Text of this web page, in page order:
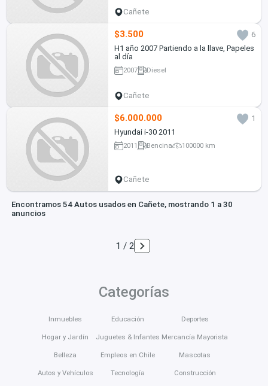
Cañete
$3.500
6
H1 año 2007 Partiendo a la llave, Papeles
al día
2007 Diesel
Cañete
$6.000.000
1
Hyundai i-30 2011
2011 Bencina 100000 km
Cañete
Encontramos 54 Autos usados en Cañete, mostrando 1 a 30
anuncios
1 / 2
Categorías
Inmuebles
Hogar y Jardín
Belleza
Autos y Vehículos
Educación
Juguetes & Infantes
Empleos en Chile
Tecnología
Deportes
Mercancía Mayorista
Mascotas
Construcción